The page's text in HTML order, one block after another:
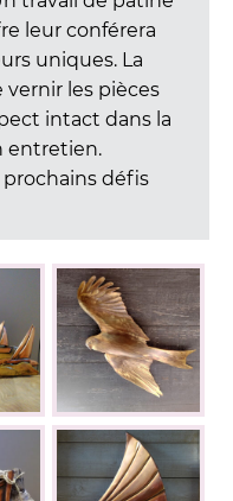
leur conférera
uniques. La
les pièces
intact dans la
entretien.
défis